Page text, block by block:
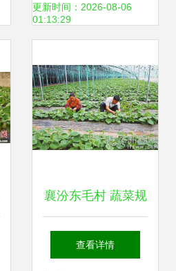
牛羊养殖加工冷链
性研究
更新时间：2026-08-06
01:13:29
襄汾东毛村 蔬菜规
模化种植助力农业
查看详情